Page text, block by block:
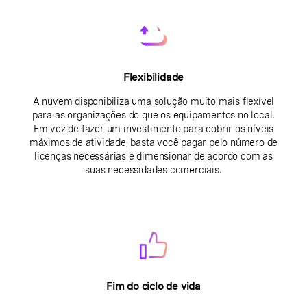
Flexibilidade
A nuvem disponibiliza uma solução muito mais flexível
para as organizações do que os equipamentos no local.
Em vez de fazer um investimento para cobrir os níveis
máximos de atividade, basta você pagar pelo número de
licenças necessárias e dimensionar de acordo com as
suas necessidades comerciais.
Fim do ciclo de vida